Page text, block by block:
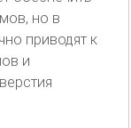
но в
приводят к
и